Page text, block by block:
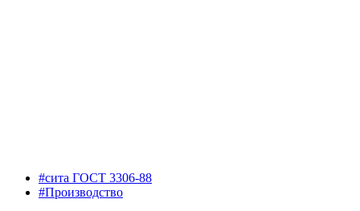
#сита ГОСТ 3306-88
#Производство